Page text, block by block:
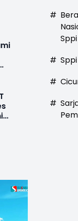
#
#
#
#